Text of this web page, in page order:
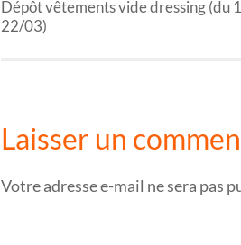
Dépôt vêtements vide dressing (du
22/03)
Laisser un
Votre adresse e-mail ne sera pas